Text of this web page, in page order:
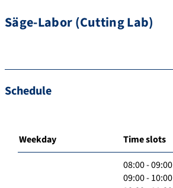
Säge-Labor (Cutting Lab)
Schedule
Weekday Time slots
08:00 - 09:00
09:00 - 10:00